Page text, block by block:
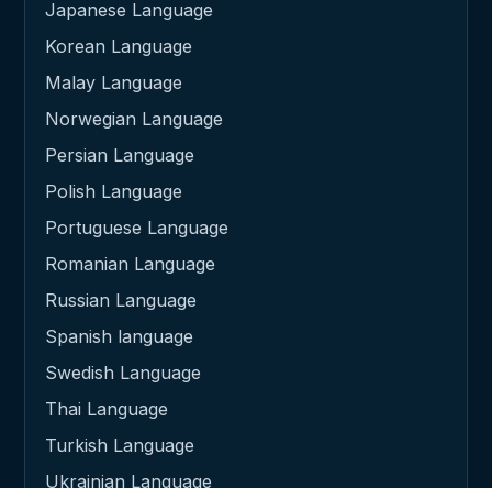
Japanese Language
Korean Language
Malay Language
Norwegian Language
Persian Language
Polish Language
Portuguese Language
Romanian Language
Russian Language
Spanish language
Swedish Language
Thai Language
Turkish Language
Ukrainian Language